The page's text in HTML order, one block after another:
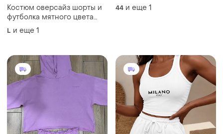
Костюм оверсайз шорты и
футболка мятного цвета
arjen
L и еще 1
44 и еще 1